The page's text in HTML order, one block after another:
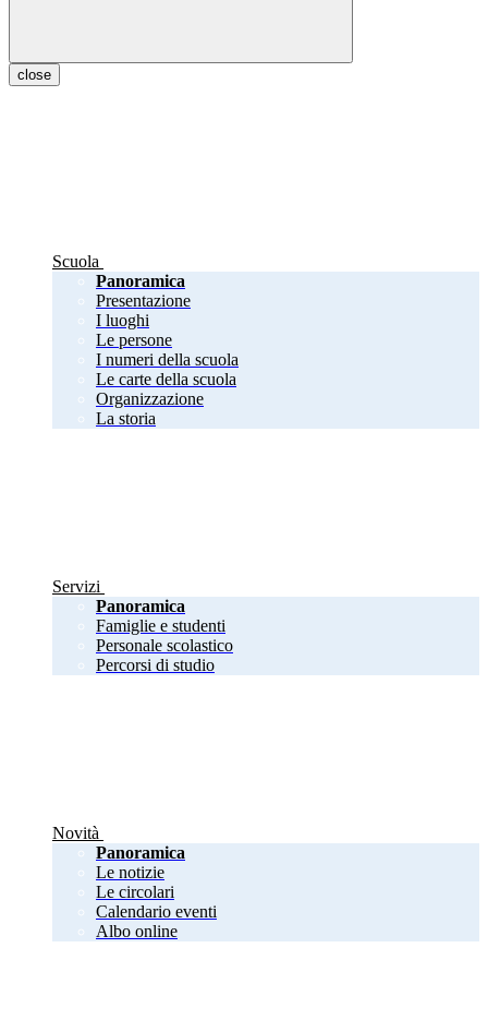
close
Scuola
Panoramica
Presentazione
I luoghi
Le persone
I numeri della scuola
Le carte della scuola
Organizzazione
La storia
Servizi
Panoramica
Famiglie e studenti
Personale scolastico
Percorsi di studio
Novità
Panoramica
Le notizie
Le circolari
Calendario eventi
Albo online